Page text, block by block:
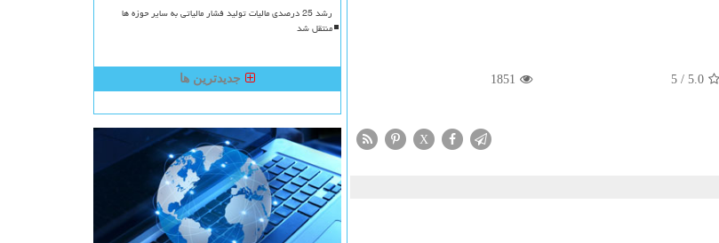
5.0
/
5
1851
X
رشد 25 درصدی مالیات تولید فشار مالیاتی به سایر حوزه ها
منتقل شد
جدیدترین ها